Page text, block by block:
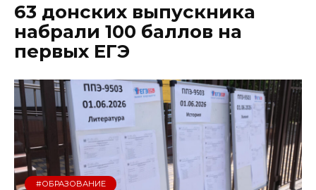
63 донских выпускника
набрали 100 баллов на
первых ЕГЭ
#ОБРАЗОВАНИЕ